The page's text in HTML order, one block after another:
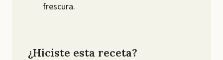
frescura.
¿Hiciste esta receta?